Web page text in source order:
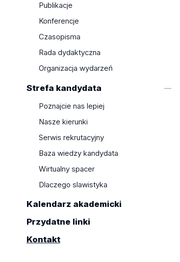
Publikacje
Konferencje
Czasopisma
Rada dydaktyczna
Organizacja wydarzeń
Strefa kandydata
Poznajcie nas lepiej
Nasze kierunki
Serwis rekrutacyjny
Baza wiedzy kandydata
Wirtualny spacer
Dlaczego slawistyka
Kalendarz akademicki
Przydatne linki
Kontakt